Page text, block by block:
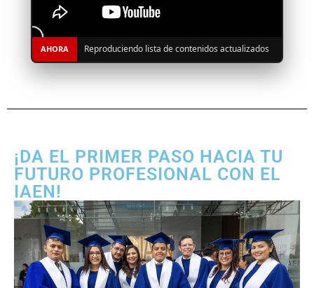
AHORA Reproduciendo lista de contenidos actualizados
¡DA EL PRIMER PASO HACIA TU
FUTURO PROFESIONAL CON EL
IAEN!